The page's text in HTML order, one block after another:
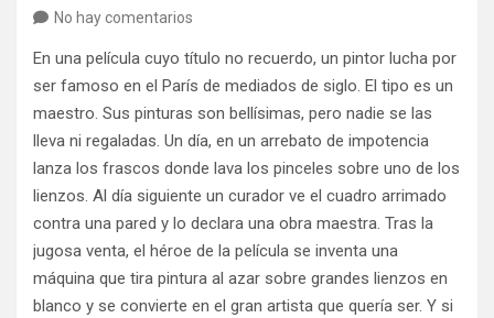
No hay comentarios
En una película cuyo título no recuerdo, un pintor lucha por
ser famoso en el París de mediados de siglo. El tipo es un
maestro. Sus pinturas son bellísimas, pero nadie se las
lleva ni regaladas. Un día, en un arrebato de impotencia
lanza los frascos donde lava los pinceles sobre uno de los
lienzos. Al día siguiente un curador ve el cuadro arrimado
contra una pared y lo declara una obra maestra. Tras la
jugosa venta, el héroe de la película se inventa una
máquina que tira pintura al azar sobre grandes lienzos en
blanco y se convierte en el gran artista que quería ser. Y si